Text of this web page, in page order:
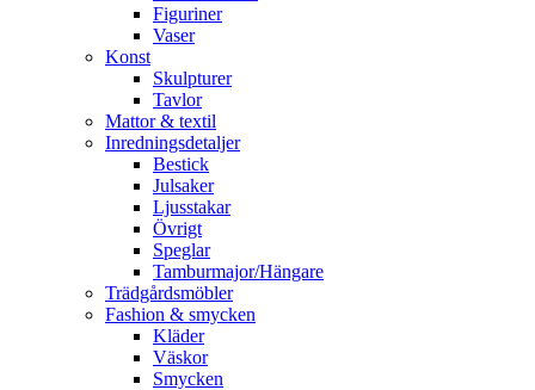
Figuriner
Vaser
Konst
Skulpturer
Tavlor
Mattor & textil
Inredningsdetaljer
Bestick
Julsaker
Ljusstakar
Övrigt
Speglar
Tamburmajor/Hängare
Trädgårdsmöbler
Fashion & smycken
Kläder
Väskor
Smycken